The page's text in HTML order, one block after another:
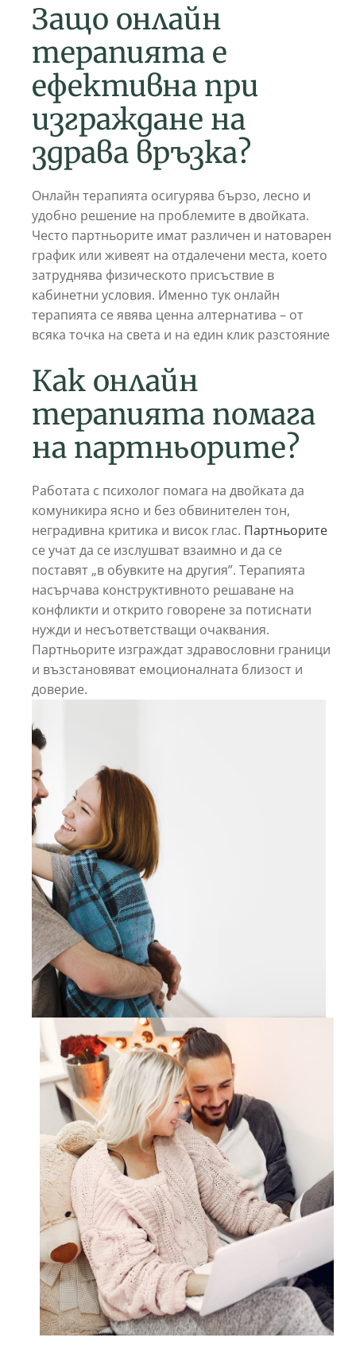
Защо онлайн
терапията е
ефективна при
изграждане на
здрава връзка?
Онлайн терапията осигурява бързо, лесно и
удобно решение на проблемите в двойката.
Често партньорите имат различен и натоварен
график или живеят на отдалечени места, което
затруднява физическото присъствие в
кабинетни условия. Именно тук онлайн
терапията се явява ценна алтернатива – от
всяка точка на света и на един клик разстояние
Как онлайн
терапията помага
на партньорите?
Работата с психолог помага на двойката да
комуникира ясно и без обвинителен тон,
неградивна критика и висок глас. Партньорите
се учат да се изслушват взаимно и да се
поставят „в обувките на другия”. Терапията
насърчава конструктивното решаване на
конфликти и открито говорене за потиснати
нужди и несъответстващи очаквания.
Партньорите изграждат здравословни граници
и възстановяват емоционалната близост и
доверие.